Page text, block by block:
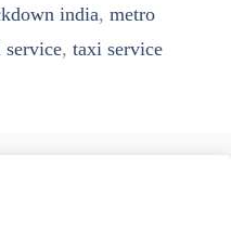
india, metro
service, taxi service